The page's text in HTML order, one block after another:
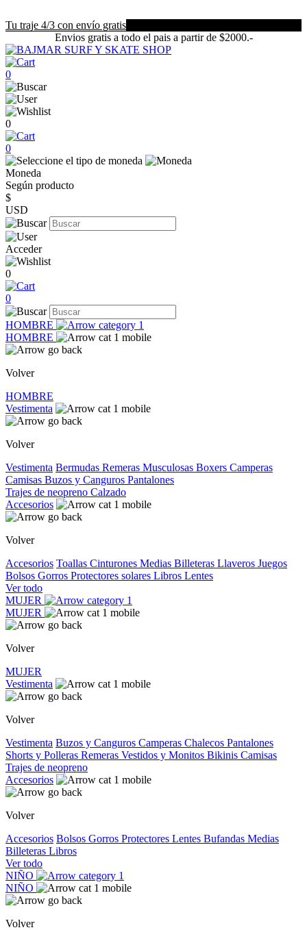
Tu traje 4/3 con envío gratis
Envios gratis a todo el pais a partir de $2000.-
0
0
0
Moneda
Según producto
$
USD
Acceder
0
0
HOMBRE
HOMBRE
Volver
HOMBRE
Vestimenta
Volver
Vestimenta Bermudas Remeras Musculosas Boxers Camperas
Camisas Buzos y Canguros Pantalones
Trajes de neopreno Calzado
Accesorios
Volver
Accesorios Toallas Cinturones Medias Billeteras Llaveros Juegos
Bolsos Gorros Protectores solares Libros Lentes
Ver todo
MUJER
MUJER
Volver
MUJER
Vestimenta
Volver
Vestimenta Buzos y Canguros Camperas Chalecos Pantalones
Shorts y Polleras Remeras Vestidos y Monitos Bikinis Camisas
Trajes de neopreno
Accesorios
Volver
Accesorios Bolsos Gorros Protectores Lentes Bufandas Medias
Billeteras Libros
Ver todo
NIÑO
NIÑO
Volver